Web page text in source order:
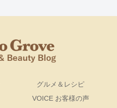
グルメ＆レシピ
VOICE お客様の声